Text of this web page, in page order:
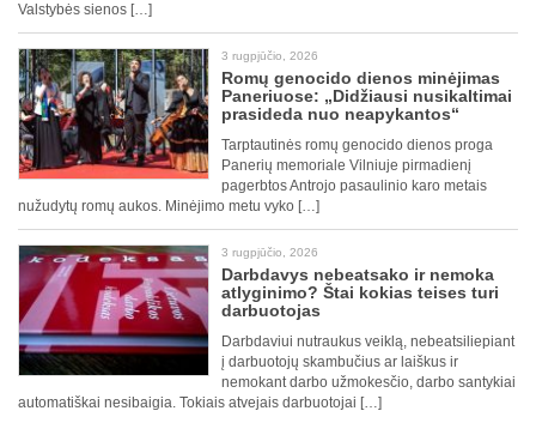
Valstybės sienos […]
3 rugpjūčio, 2026
Romų genocido dienos minėjimas
Paneriuose: „Didžiausi nusikaltimai
prasideda nuo neapykantos“
Tarptautinės romų genocido dienos proga
Panerių memoriale Vilniuje pirmadienį
pagerbtos Antrojo pasaulinio karo metais
nužudytų romų aukos. Minėjimo metu vyko […]
3 rugpjūčio, 2026
Darbdavys nebeatsako ir nemoka
atlyginimo? Štai kokias teises turi
darbuotojas
Darbdaviui nutraukus veiklą, nebeatsiliepiant
į darbuotojų skambučius ar laiškus ir
nemokant darbo užmokesčio, darbo santykiai
automatiškai nesibaigia. Tokiais atvejais darbuotojai […]